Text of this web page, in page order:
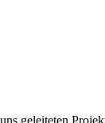
geleiteten